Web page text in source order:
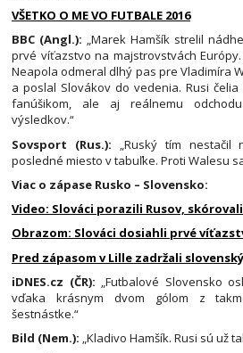
VŠETKO O ME VO FUTBALE 2016
BBC (Angl.): „Marek Hamšík strelil
prvé víťazstvo na majstrovstvách
Neapola odmeral dlhý pas pre Vladimíra
a poslal Slovákov do vedenia. Rusi
fanúšikom, ale aj reálnemu
výsledkov.“
Sovsport (Rus.): „Ruský tím
posledné miesto v tabuľke. Proti Walesu
Viac o zápase Rusko – Slovensko:
Video: Slováci porazili Rusov,
Obrazom: Slováci dosiahli prvé
Pred zápasom v Lille zadržali
iDNES.cz (ČR): „Futbalové Slovensko
vďaka krásnym dvom gólom z
šestnástke.“
Bild (Nem.): „Kladivo Hamšík. Rusi sú už